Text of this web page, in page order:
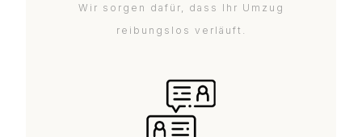
Wir sorgen dafür, dass Ihr Umzug
reibungslos verläuft.